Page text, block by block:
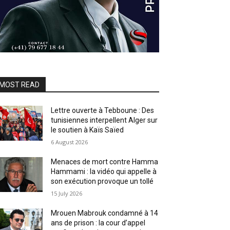
READ
Lettre ouverte à Tebboune : Des
tunisiennes interpellent Alger sur
le soutien à Kaïs Saïed
6 August 2026
Menaces de mort contre Hamma
Hammami : la vidéo qui appelle à
son exécution provoque un tollé
15 July 2026
Mrouen Mabrouk condamné à 14
ans de prison : la cour d’appel